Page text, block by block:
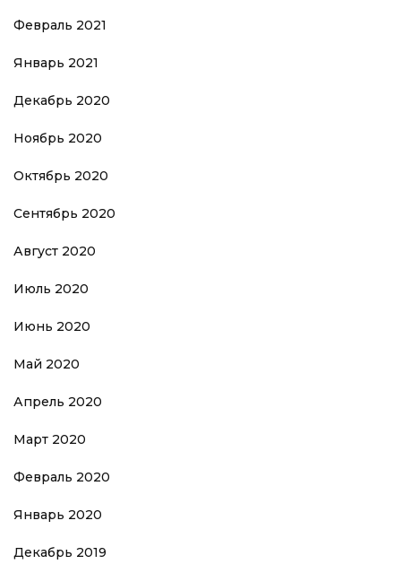
Февраль 2021
Январь 2021
Декабрь 2020
Ноябрь 2020
Октябрь 2020
Сентябрь 2020
Август 2020
Июль 2020
Июнь 2020
Май 2020
Апрель 2020
Март 2020
Февраль 2020
Январь 2020
Декабрь 2019